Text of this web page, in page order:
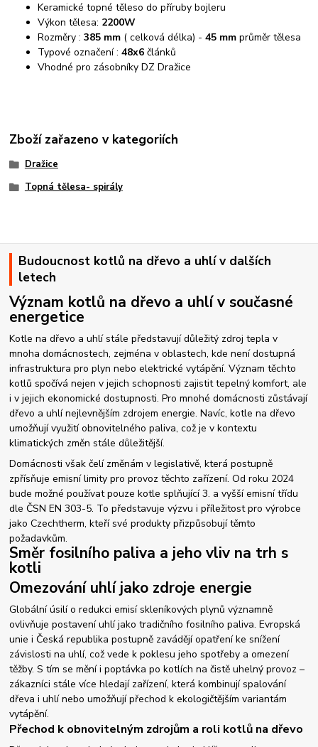
Keramické topné těleso do příruby bojleru
Výkon tělesa: 2200W
Rozměry :385 mm ( celková délka) -45 mm průměr tělesa
Typové označení :48x6 článků
Vhodné pro zásobníky DZ Dražice
Zboží zařazeno v kategoriích
Dražice
Topná tělesa- spirály
Budoucnost kotlů na dřevo a uhlí v dalších
letech
Význam kotlů na dřevo a uhlí v současné
energetice
Kotle na dřevo a uhlí stále představují důležitý zdroj tepla v
mnoha domácnostech, zejména v oblastech, kde není dostupná
infrastruktura pro plyn nebo elektrické vytápění. Význam těchto
kotlů spočívá nejen v jejich schopnosti zajistit tepelný komfort, ale
i v jejich ekonomické dostupnosti. Pro mnohé domácnosti zůstávají
dřevo a uhlí nejlevnějším zdrojem energie. Navíc, kotle na dřevo
umožňují využití obnovitelného paliva, což je v kontextu
klimatických změn stále důležitější.
Domácnosti však čelí změnám v legislativě, která postupně
zpřísňuje emisní limity pro provoz těchto zařízení. Od roku 2024
bude možné používat pouze kotle splňující 3. a vyšší emisní třídu
dle ČSN EN 303-5. To představuje výzvu i příležitost pro výrobce
jako Czechtherm, kteří své produkty přizpůsobují těmto
požadavkům.
Směr fosilního paliva a jeho vliv na trh s
kotli
Omezování uhlí jako zdroje energie
Globální úsilí o redukci emisí skleníkových plynů významně
ovlivňuje postavení uhlí jako tradičního fosilního paliva. Evropská
unie i Česká republika postupně zavádějí opatření ke snížení
závislosti na uhlí, což vede k poklesu jeho spotřeby a omezení
těžby. S tím se mění i poptávka po kotlích na čistě uhelný provoz –
zákazníci stále více hledají zařízení, která kombinují spalování
dřeva i uhlí nebo umožňují přechod k ekologičtějším variantám
vytápění.
Přechod k obnovitelným zdrojům a roli kotlů na dřevo